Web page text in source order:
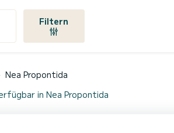
Filtern
Nea Propontida
in Nea Propontida